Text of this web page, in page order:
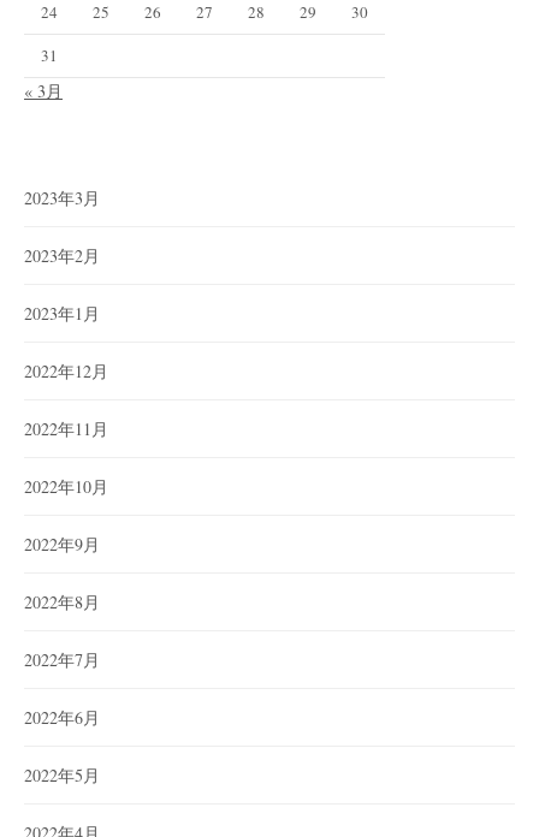
24
25 26 27 28 29
30
31
« 3月
2023年3月
2023年2月
2023年1月
2022年12月
2022年11月
2022年10月
2022年9月
2022年8月
2022年7月
2022年6月
2022年5月